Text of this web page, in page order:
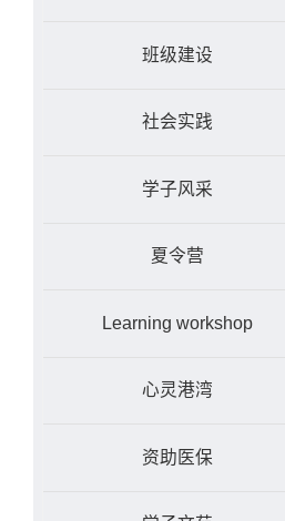
班级建设
社会实践
学子风采
夏令营
Learning workshop
心灵港湾
资助医保